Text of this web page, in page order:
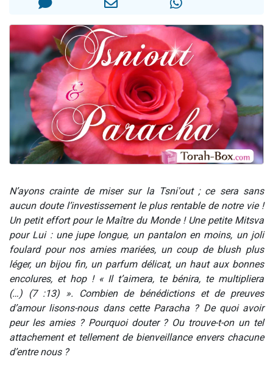
Malgorzata vient de donner son Maasser
3 personnes viennent de nous rejoindre sur WhatsApp
2 personnes viennent de nous rejoindre sur WhatsApp
2 nouvelles musiques dans Torah-Box Music
N’ayons crainte de miser sur la Tsni'out ; ce sera sans
aucun doute l’investissement le plus rentable de notre vie !
Un petit effort pour le Maître du Monde ! Une petite Mitsva
pour Lui : une jupe longue, un pantalon en moins, un joli
foulard pour nos amies mariées, un coup de blush plus
léger, un bijou fin, un parfum délicat, un haut aux bonnes
encolures, et hop ! « Il t’aimera, te bénira, te multipliera
(…) (7 :13) ». Combien de bénédictions et de preuves
d’amour lisons-nous dans cette Paracha ? De quoi avoir
peur les amies ? Pourquoi douter ? Ou trouve-t-on un tel
attachement et tellement de bienveillance envers chacune
d’entre nous ?